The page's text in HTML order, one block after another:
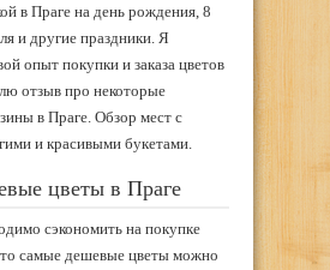
в Праге на день рождения, 8
и другие праздники. Я
опыт покупки и заказа цветов
отзыв про некоторые
в Праге. Обзор мест с
и красивыми букетами.
цветы в Праге
сэкономить на покупке
то самые дешевые цветы можно